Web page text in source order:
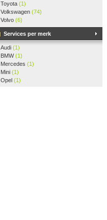
Toyota (1)
Volkswagen (74)
Volvo (6)
Services per merk
Audi (1)
BMW(1)
Mercedes (1)
Mini (1)
Opel (1)